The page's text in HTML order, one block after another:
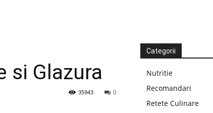
si Glazura
0
35943
Categorii
Nutritie
Recomandari
Retete Culinare